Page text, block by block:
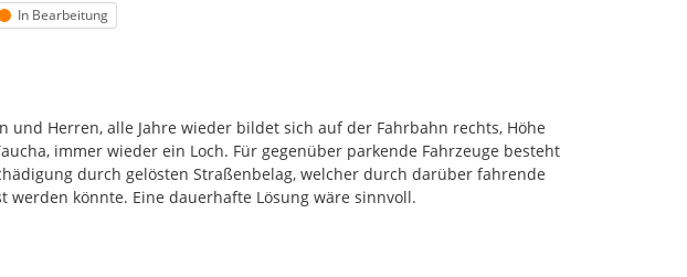
Status
In Bearbeitung
und Herren, alle Jahre wieder bildet sich auf der Fahrbahn rechts, Höhe
immer wieder ein Loch. Für gegenüber parkende Fahrzeuge besteht
durch gelösten Straßenbelag, welcher durch darüber fahrende
werden könnte. Eine dauerhafte Lösung wäre sinnvoll.